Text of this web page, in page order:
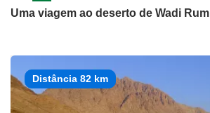
Uma viagem ao deserto de Wadi Rum
Distância 82 km